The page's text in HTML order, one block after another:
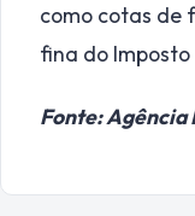
como cotas de
fina do
Fonte: Agência